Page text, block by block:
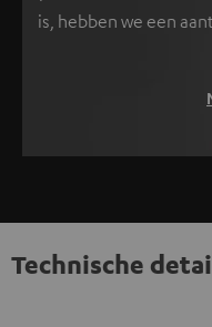
is, hebben we een
Technische